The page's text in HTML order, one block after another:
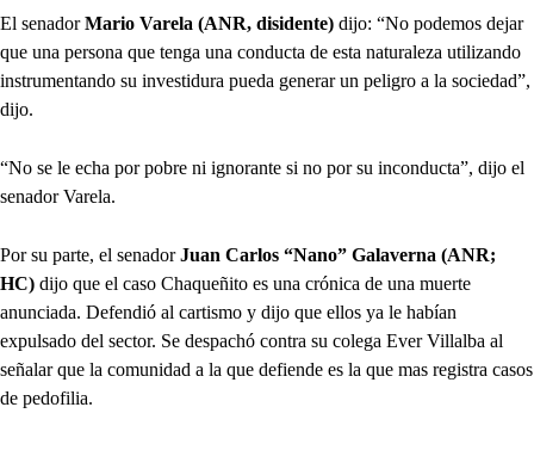
El senadorMario Varela (ANR, disidente) dijo: “No podemos dejar
que una persona que tenga una conducta de esta naturaleza utilizando
instrumentando su investidura pueda generar un peligro a la sociedad”,
dijo.
“No se le echa por pobre ni ignorante si no por su inconducta”, dijo el
senador Varela.
Por su parte, el senadorJuan Carlos “Nano” Galaverna (ANR;
HC) dijo que el caso Chaqueñito es una crónica de una muerte
anunciada. Defendió al cartismo y dijo que ellos ya le habían
expulsado del sector. Se despachó contra su colega Ever Villalba al
señalar que la comunidad a la que defiende es la que mas registra casos
de pedofilia.